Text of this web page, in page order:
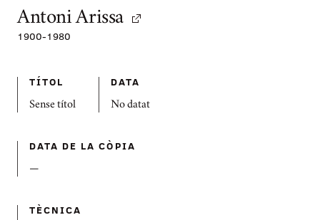
Antoni Arissa
1900-1980
TÍTOL
Sense títol
DATA
No datat
DATA DE LA CÒPIA
—
TÈCNICA